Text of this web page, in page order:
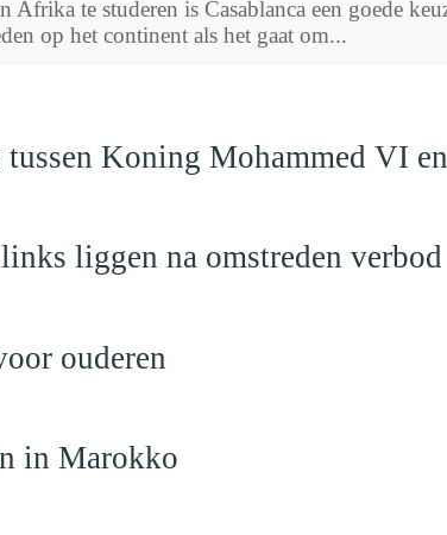
Afrika te studeren is Casablanca een goede
op het continent als het gaat om...
Koning Mohammed VI
liggen na omstreden verbod
ouderen
in Marokko